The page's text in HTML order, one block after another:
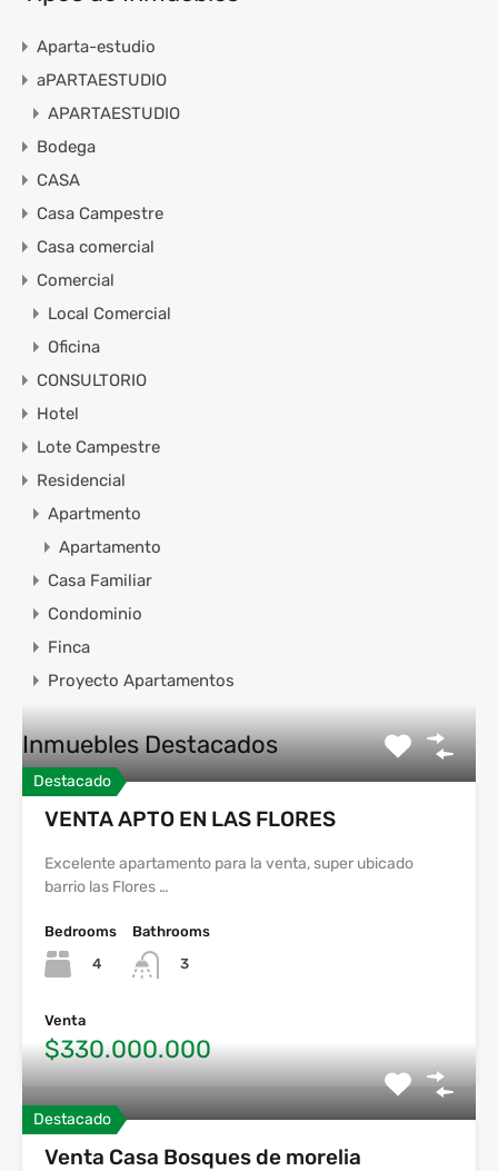
Aparta-estudio
aPARTAESTUDIO
APARTAESTUDIO
Bodega
CASA
Casa Campestre
Casa comercial
Comercial
Local Comercial
Oficina
CONSULTORIO
Hotel
Lote Campestre
Residencial
Apartmento
Apartamento
Casa Familiar
Condominio
Finca
Proyecto Apartamentos
Inmuebles Destacados
Destacado
VENTA APTO EN LAS FLORES
Excelente apartamento para la venta, super ubicado
barrio las Flores …
Bedrooms
4
Bathrooms
3
Venta
$330.000.000
Destacado
Venta Casa Bosques de morelia